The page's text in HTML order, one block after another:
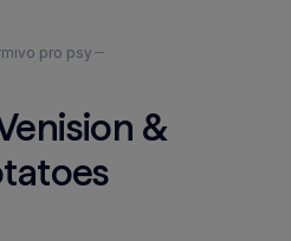
pro psy
&